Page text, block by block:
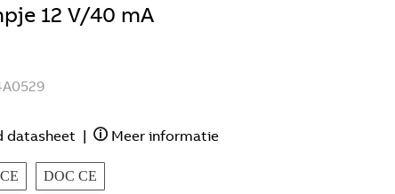
12 V/40 mA
datasheet | Meer informatie
DOC CE